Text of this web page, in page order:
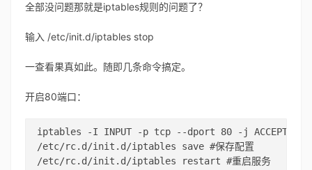
全部没问题那就是iptables规则的问题了？
输入 /etc/init.d/iptables stop
一查看果真如此。随即几条命令搞定。
开启80端口：
iptables -I INPUT -p tcp --dport 80 -j ACCEPT
/etc/rc.d/init.d/iptables save #保存配置
/etc/rc.d/init.d/iptables restart #重启服务